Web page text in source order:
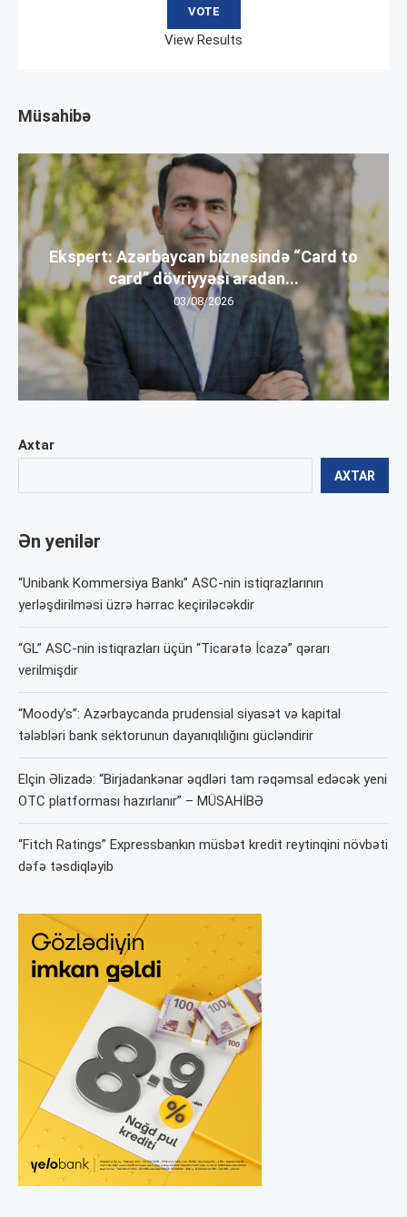
Axtar
AXTAR
Ən yenilər
“Unibank Kommersiya Bankı” ASC-nin istiqrazlarının
yerləşdirilməsi üzrə hərrac keçiriləcəkdir
“GL” ASC-nin istiqrazları üçün “Ticarətə İcazə” qərarı
verilmişdir
“Moody’s”: Azərbaycanda prudensial siyasət və kapital
tələbləri bank sektorunun dayanıqlılığını gücləndirir
Elçin Əlizadə: “Birjadankənar əqdləri tam rəqəmsal edəcək yeni
OTC platforması hazırlanır” – MÜSAHİBƏ
“Fitch Ratings” Expressbankın müsbət kredit reytinqini növbəti
dəfə təsdiqləyib
View Results
Müsahibə
Ekspert: Azərbaycan biznesində “Card to
card” dövriyyəsi aradan...
03/08/2026